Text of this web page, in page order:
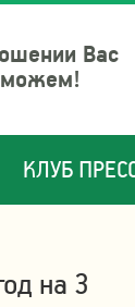
Вас
КЛУБ
на 3